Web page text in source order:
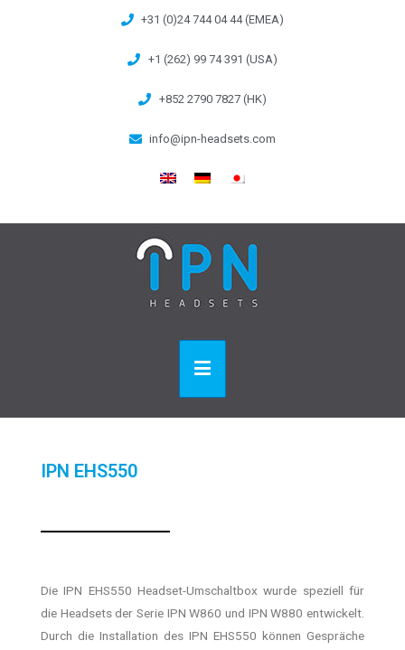
+31 (0)24 744 04 44 (EMEA)
+1 (262) 99 74 391 (USA)
+852 2790 7827 (HK)
info@ipn-headsets.com
IPN EHS550
Die IPN EHS550 Headset-Umschaltbox wurde speziell für
die Headsets der Serie IPN W860 und IPN W880 entwickelt.
Durch die Installation des IPN EHS550 können Gespräche